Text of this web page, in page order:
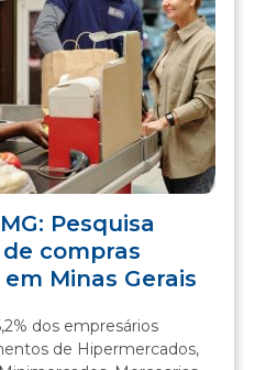
Pesquisa
compras
Minas Gerais
dos empresários
de Hipermercados,